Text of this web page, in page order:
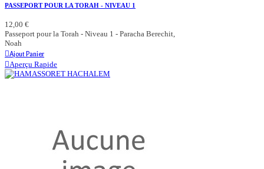
PASSEPORT POUR LA TORAH - NIVEAU 1
12,00 €
Passeport pour la Torah - Niveau 1 - Paracha Berechit,
Noah
Ajout Panier
Aperçu Rapide